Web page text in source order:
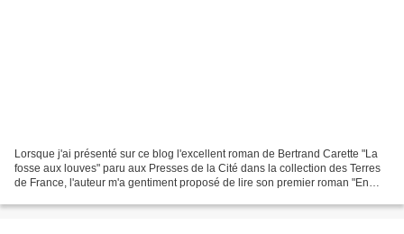
Lorsque j'ai présenté sur ce blog l'excellent roman de Bertrand Carette "La
fosse aux louves" paru aux Presses de la Cité dans la collection des Terres
de France, l'auteur m'a gentiment proposé de lire son premier roman "En